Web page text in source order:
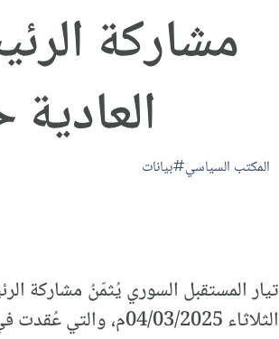
مشاركة
المكتب السياسي
بيانات
تيار المستقبل السوري يُثمّنُ مشاركة
الثلاثاء 04/03/2025م، والتي عُقدت في القاهرة بدعوةٍ رسميةٍ من جمهورية مصر العربية.